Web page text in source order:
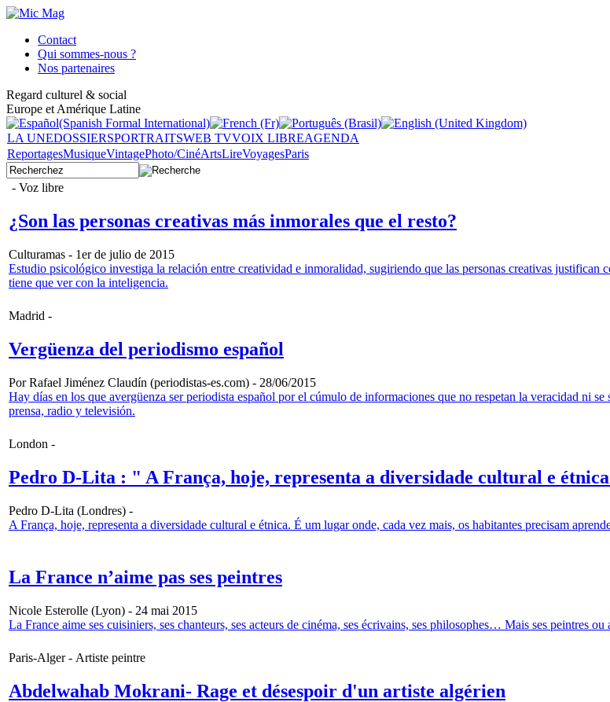
Contact
Qui sommes-nous ?
Nos partenaires
Regard culturel & social
Europe et Amérique Latine
LA UNEDOSSIERSPORTRAITSWEB TVVOIX LIBREAGENDA
ReportagesMusiqueVintagePhoto/CinéArtsLireVoyagesParis
- Voz libre
¿Son las personas creativas más inmorales que el resto?
Culturamas - 1er de julio de 2015
Estudio psicológico investiga la relación entre creatividad e inmoralidad, sugiriendo que las personas creativas justifican
tiene que ver con la inteligencia.
Madrid -
Vergüenza del periodismo español
Por Rafael Jiménez Claudín (periodistas-es.com) - 28/06/2015
Hay días en los que avergüenza ser periodista español por el cúmulo de informaciones que no respetan la veracidad ni
prensa, radio y televisión.
London -
Pedro D-Lita : " A França, hoje, representa a diversidade cultural e
Pedro D-Lita (Londres) -
A França, hoje, representa a diversidade cultural e étnica. É um lugar onde, cada vez mais, os habitantes precisam
La France n’aime pas ses peintres
Nicole Esterolle (Lyon) - 24 mai 2015
La France aime ses cuisiniers, ses chanteurs, ses acteurs de cinéma, ses écrivains, ses philosophes… Mais ses peintres ou
Paris-Alger - Artiste peintre
Abdelwahab Mokrani- Rage et désespoir d'un artiste algérien